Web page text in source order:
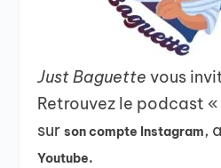
Just Baguettevous
Retrouvez le podcast
surson compte Instagram,
Youtube.